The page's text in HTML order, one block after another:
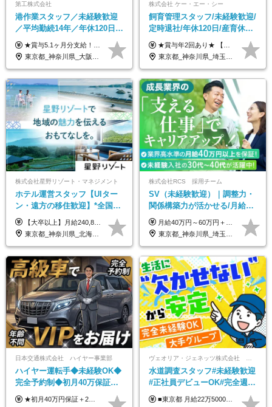
第工株式会社
港作業スタッフ／未経験歓迎
／平均勤続14年／年休120日以
上／食事手当・家族手当あり
／賞与5.1ヶ月分
★賞与5.1ヶ月分支給！ ★入社3年目・30代で年収730万円の先輩も活躍中！ ★入社1年目・20代で月収29万円の実績あり 月給：22.5万円～30.5万円＋各種手当＋賞与年2回＋残業代全額支給 ※経験・能力などを考慮のうえ決定します ※上記月給には食事手当(5000円／月）を含みます ※残業代は分単位で100％支給いたします ※試用期間3ヶ月。その間の給与・待遇に差異はありません 【月収例】 ◆33.5万円／31歳 入社7か月 ◆38.5万円／32歳 入社1年目 ◆48.4万円／44歳 入社12年目 ※経験・能力などを考慮のうえ決定 ※月収・給与例には休日手当も含みます 【手当詳細】 ◆交通費規定支給（上限3万5000円／月） ◆時間外手当全額支給 ◆休日出勤手当 ◆港湾住宅あり（1R・2万円台～） ◆資格取得支援制度：全額負担 ◆地域手当：関東地区1万円／月
東京都_神奈川県_大阪府_愛知県_兵庫県
株式会社 ケー・エー・シー
飼育管理スタッフ/未経験歓迎/
定時退社/年休120日/産育休実
績あり/連休取得OK/賞与年2
回/急募求人
★賞与年2回あり★ 【未経験の方】月給20万7,750円～＋賞与年2回＋残業代全額支給＋交通費支給 【生物系大卒の方】月給21万3,750円～＋賞与年2回＋残業代全額支給＋交通費支給 ★手当が充実★ ・資格手当（実験動物技術者2級：月3,000円、1級：月7,000円） ・家族手当 ・住宅費用補助（転居を伴う転勤の場合：最大5年間支給） ・残業代全額支給 ※入社5年目程度で賞与4.6ヶ月分の支給実績あり ※月給の金額は、能力やスキルを考慮して決定します ※試用期間6ヶ月あり（雇用形態・給与・待遇に差異なし）
東京都_神奈川県_埼玉県_大阪府_愛知県_茨城県_三重県_京都府_佐賀県
株式会社星野リゾート・マネジメント
ホテル運営スタッフ【UIター
ン・遠方の移住歓迎】*全国募
集*週休3日/年休161日可*未経
験OK*新規開業あり
【大卒以上】月給240,800円以上+賞与2回+各種手当 【短大・専門学校卒】月給204,400円以上+賞与2回+各種手当 【上記以外】月給187,000円以上+賞与2回+各種手当 ※経験、資格、能力等を考慮の上、決定いたします ※残業代全額支給 ※試用期間3ヶ月（条件変更なし）
東京都_神奈川県_北海道_青森県_山形県_福島県_栃木県_群馬県_山梨県_長野県_石川県_静岡県_岐阜県_京都府_広島県_島根県_山口県_高知県_長崎県_大分県_鹿児島県_沖縄県
株式会社RCS 採用チーム
SV（未経験歓迎）｜調整力・
関係構築力が活かせる/月給40
万円以上/30～40代活躍中/6か
月間の研修充実
月給40万円～60万円＋各種手当＋業績賞与 ◎経験や能力等を考慮し、優遇いたします！ ◎成果により業績賞与を年2回支給します！ 上記月給には、固定残業代として 「60,800円～95,000円（28時間分）」を含む。 超過分は別途全額支給します。
東京都_神奈川県_埼玉県_千葉県_大阪府_愛知県_北海道_青森県_岩手県_宮城県_秋田県_山形県_福島県_茨城県_栃木県_群馬県_新潟県_山梨県_長野県_富山県_石川県_福井県_静岡県_岐阜県_三重県_兵庫県_京都府_滋賀県_奈良県_和歌山県_広島県_岡山県_鳥取県_島根県_山口県_徳島県_香川県_愛媛県_高知県_福岡県_熊本県_佐賀県_長崎県_大分県_宮崎県_鹿児島県_沖縄県
日本交通株式会社 ハイヤー事業部
ハイヤー運転手◆未経験OK◆
完全予約制◆初月40万保証◆
平均年収600万◆約4ヶ月研修
★初月40万円保証＋2～6ヶ月目35万円保証 ★平均年収600万円 月給236,000円（一律手当含む）＋運転手当（運転した時間に応じて支給）＋残業代＋賞与年2回 ※基礎研修期間（10日間）は日給1万円を支給します ※試用期間中（3ヶ月）の給与・待遇に差異はありません ※残業代は全額支給します
水道調査スタッフ#未経験歓迎
#正社員デビューOK#完全週休
2日制#年休125日#資格取得支
■東京都 月給22万5000円（東京地域手当3万円含）～25万円＋残業代全額支給＋各種手当 ■神奈川県 月給19万5000円～24万円＋残業代全額支給＋各種手当 ※年齢・経験を考慮し決定 ※試用期間3ヶ月（期間中の給与・待遇に差異はありません） ◆通勤手当あり（全額支給） ◆昇給年1回、賞与年2回。世界最大級の環境企業グループならではの安定した給与体系です。